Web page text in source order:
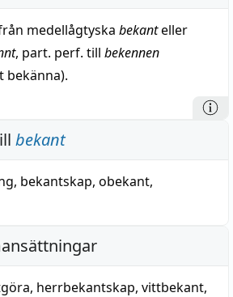
medellågtyska bekanteller
, part. perf. till bekennen
bekänna).
bekant
, bekantskap, obekant,
, herrbekantskap, vittbekant,